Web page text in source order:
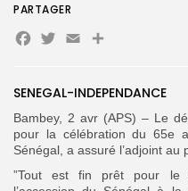
Search
for:
FR
SENEGAL-INDEPENDANCE
Bambey, 2 avr (APS) – Le
pour la célébration du 65e
Sénégal, a assuré l’adjoint au
”Tout est fin prêt pour le
PARTAGER
Facebook
Twitter
EmailPartager